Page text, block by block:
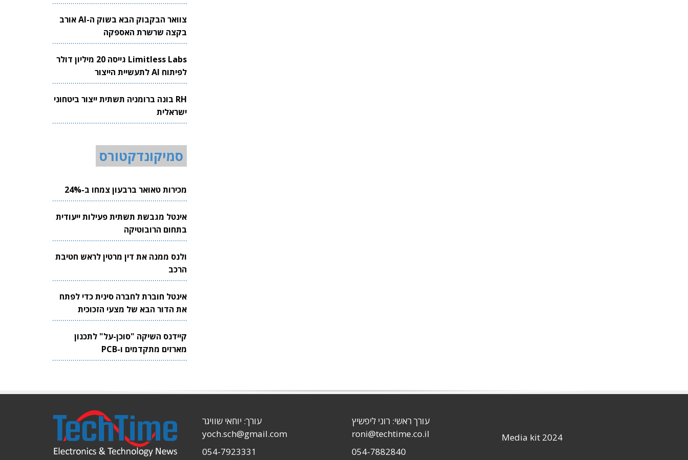
צוואר הבקבוק הבא בשוק ה-AI אורב
בקצה שרשרת האספקה
Limitless Labs גייסה 20 מיליון דולר
לפיתוח AI לתעשיית הייצור
RH בונה ברומניה תשתית ייצור ביטחוני
ישראלית
סמיקונדקטורס
מכירות טאואר ברבעון צמחו ב-24%
אינטל מגבשת תשתית פעילות ייעודית
בתחום הרובוטיקה
ולנס ממנה את דין מרטין לראש חטיבת
הרכב
אינטל חוברת לחברה סינית כדי לפתח
את הדור הבא של מצעי הזכוכית
לשבבים
קיידנס השיקה "סוכן-על" לתכנון
מארזים מתקדמים ו-PCB
Media kit 2024
עורך ראשי: רוני ליפשיץ
roni@techtime.co.il
054-7882840
עורך: יוחאי שוויגר
yoch.sch@gmail.com
054-7923331